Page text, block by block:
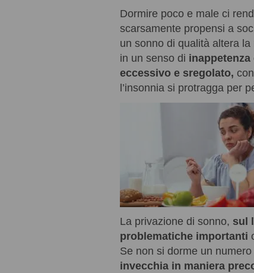
Dormire poco e male ci
scarsamente propensi a
un sonno di qualità altera
in un senso di inappetenza
eccessivo e sregolato,
l’insonnia si protragga per
La privazione di sonno, sul
problematiche importanti
Se non si dorme un
invecchia in maniera